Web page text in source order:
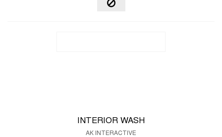
INTERIOR WASH
AK INTERACTIVE